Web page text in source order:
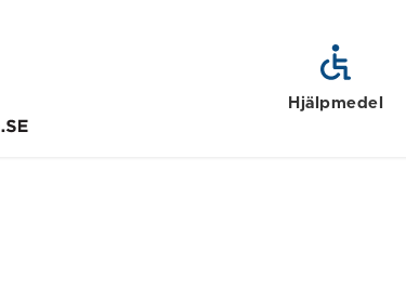
Hjälpmedel